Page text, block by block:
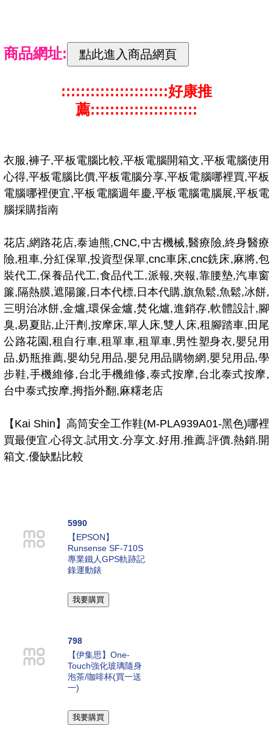
商品網址:
::::::::::::::::::::::好康推
薦::::::::::::::::::::::
衣服,褲子,平板電腦比較,平板電腦開箱文,平板電腦使用
心得,平板電腦比價,平板電腦分享,平板電腦哪裡買,平板
電腦哪裡便宜,平板電腦週年慶,平板電腦電腦展,平板電
腦採購指南
花店,網路花店,泰迪熊,CNC,中古機械,醫療險,終身醫療
險,租車,分紅保單,投資型保單,cnc車床,cnc銑床,麻將,包
裝代工,保養品代工,食品代工,派報,夾報,靠腰墊,汽車窗
簾,隔熱膜,遮陽簾,日本代標,日本代購,旗魚鬆,魚鬆,冰餅,
三明治冰餅,金爐,環保金爐,焚化爐,進銷存,軟體設計,腳
臭,易夏貼,止汗劑,按摩床,單人床,雙人床,租腳踏車,田尾
公路花園,租自行車,租單車,租單車,男性塑身衣,嬰兒用
品,奶瓶推薦,嬰幼兒用品,嬰兒用品購物網,嬰兒用品,學
步鞋,手機維修,台北手機維修,泰式按摩,台北泰式按摩,
台中泰式按摩,拇指外翻,麻糬老店
【Kai Shin】高筒安全工作鞋(M-PLA939A01-黑色)哪裡
買最便宜.心得文.試用文.分享文.好用.推薦.評價.熱銷.開
箱文.優缺點比較
5990
【EPSON】
Runsense SF-710S
專業鐵人GPS軌跡記
錄運動錶
798
【伊集思】One-
Touch強化玻璃隨身
泡茶/咖啡杯(買一送
一)